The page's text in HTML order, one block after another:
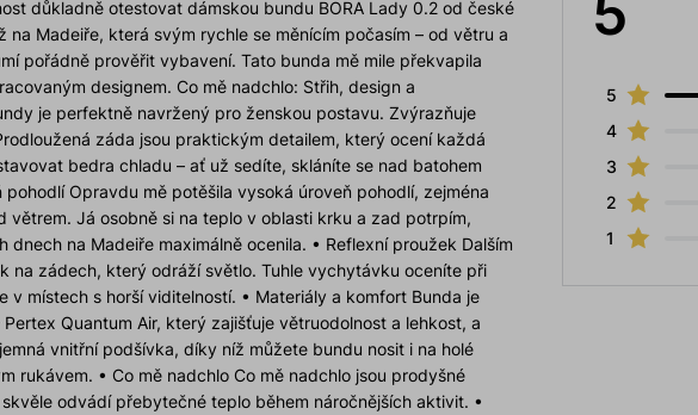
5
5
4
3
2
1
důkladně otestovat dámskou bundu BORA Lady 0.2 od české
na Madeiře, která svým rychle se měnícím počasím – od větru a
pořádně prověřit vybavení. Tato bunda mě mile překvapila
designem. Co mě nadchlo: Střih, design a
je perfektně navržený pro ženskou postavu. Zvýrazňuje
záda jsou praktickým detailem, který ocení každá
bedra chladu – ať už sedíte, skláníte se nad batohem
Opravdu mě potěšila vysoká úroveň pohodlí, zejména
Já osobně si na teplo v oblasti krku a zad potrpím,
na Madeiře maximálně ocenila. • Reflexní proužek Dalším
na zádech, který odráží světlo. Tuhle vychytávku oceníte při
v místech s horší viditelností. • Materiály a komfort Bunda je
Quantum Air, který zajišťuje větruodolnost a lehkost, a
vnitřní podšívka, díky níž můžete bundu nosit i na holé
rukávem. • Co mě nadchlo Co mě nadchlo jsou prodyšné
odvádí přebytečné teplo během náročnějších aktivit. •